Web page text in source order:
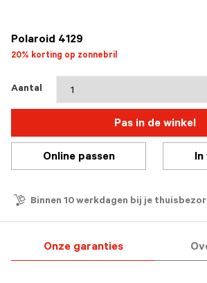
Polaroid 4129
20% korting op zonnebril
Aantal
Pas in de winkel
Online passen In
Binnen 10 werkdagen bij je
Onze garanties